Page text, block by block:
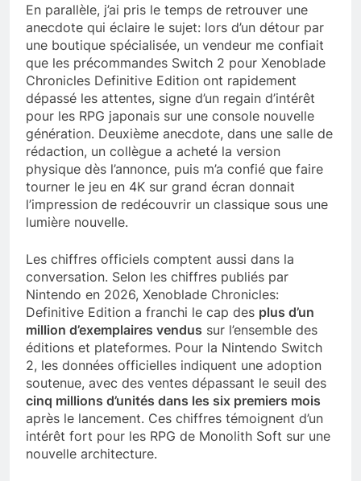
En parallèle, j’ai pris le temps de retrouver une
anecdote qui éclaire le sujet: lors d’un détour par
une boutique spécialisée, un vendeur me confiait
que les précommandes Switch 2 pour Xenoblade
Chronicles Definitive Edition ont rapidement
dépassé les attentes, signe d’un regain d’intérêt
pour les RPG japonais sur une console nouvelle
génération. Deuxième anecdote, dans une salle de
rédaction, un collègue a acheté la version
physique dès l’annonce, puis m’a confié que faire
tourner le jeu en 4K sur grand écran donnait
l’impression de redécouvrir un classique sous une
lumière nouvelle.
Les chiffres officiels comptent aussi dans la
conversation. Selon les chiffres publiés par
Nintendo en 2026, Xenoblade Chronicles:
Definitive Edition a franchi le cap des plus d’un
million d’exemplaires vendus sur l’ensemble des
éditions et plateformes. Pour la Nintendo Switch
2, les données officielles indiquent une adoption
soutenue, avec des ventes dépassant le seuil des
cinq millions d’unités dans les six premiers mois
après le lancement. Ces chiffres témoignent d’un
intérêt fort pour les RPG de Monolith Soft sur une
nouvelle architecture.